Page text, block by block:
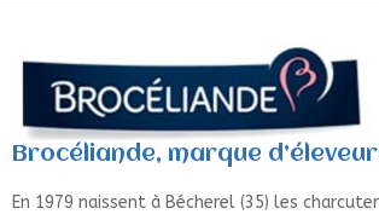
Brocéliande, marque
En 1979 naissent à Bécherel (35) les